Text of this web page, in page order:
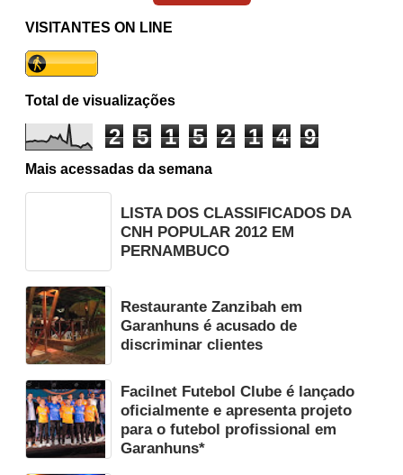
VISITANTES ON LINE
Total de visualizações
2 5 1 5 2 1 4 9
Mais acessadas da semana
LISTA DOS CLASSIFICADOS DA
CNH POPULAR 2012 EM
PERNAMBUCO
Restaurante Zanzibah em
Garanhuns é acusado de
discriminar clientes
Facilnet Futebol Clube é lançado
oficialmente e apresenta projeto
para o futebol profissional em
Garanhuns*